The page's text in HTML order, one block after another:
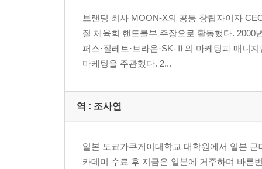
브랜딩 회사 MOON-X의 공동 창립자이자
절 체육회 핸드볼부 주장으로 활동했다.
퍼스·질레트·브라운·SK-Ⅱ의 마케팅과 매니
마케팅을 주관했다. 2...
역 : 조사연
일본 도쿄가쿠게이대학교 대학원에서 일본
카데미 수료 후 지금은 일본에 거주하며 바른